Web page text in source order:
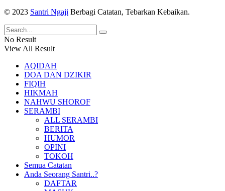
© 2023 Santri Ngaji Berbagi Catatan, Tebarkan Kebaikan.
No Result
View All Result
AQIDAH
DOA DAN DZIKIR
FIQIH
HIKMAH
NAHWU SHOROF
SERAMBI
ALL SERAMBI
BERITA
HUMOR
OPINI
TOKOH
Semua Catatan
Anda Seorang Santri..?
DAFTAR